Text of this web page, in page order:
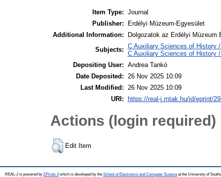
Item Type: Journal
Publisher:
Erdélyi Múzeum-Egyesület
Additional Information:
Dolgozatok az Erdélyi Múzeum
Subjects: C Auxiliary Sciences of History
C Auxiliary Sciences of History
Depositing User: Andrea Tankó
Date Deposited:
26 Nov 2025 10:09
Last Modified:
26 Nov 2025 10:09
URI:
https://real-j.mtak.hu/id/eprint/
Actions (login required)
Edit Item
REAL-J is powered by EPrints 3which is developed by the School of Electronics and Computer Science at the University of